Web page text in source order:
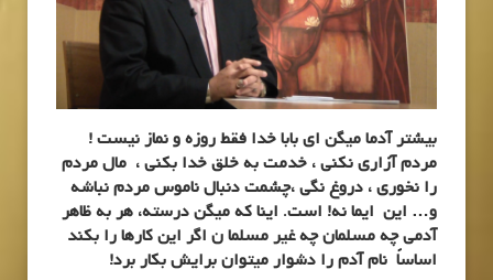
بیشتر آدما میگن ای بابا خدا فقط روزه و نماز نیست !
مردم آزاری نکنی ، خدمت به خلق خدا بکنی ، مال مردم
را نخوری ، دروغ نگی ،چشمت دنبال ناموس مردم نباشه
و… این ایما نه! است. اینا که میگن درسته، هر به ظاهر
آدمی چه مسلمان چه غیر مسلما ن اگر این کارها را بکند
اساساً نام آدم را دشوار میتوان برایش بکار برد!